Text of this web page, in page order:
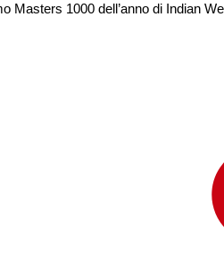
Masters 1000 dell’anno di Indian